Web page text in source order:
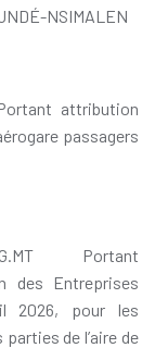
NSIMALEN
Portant attribution
passagers
DG.MT Portant
des Entreprises
2026, pour les
de l’aire de